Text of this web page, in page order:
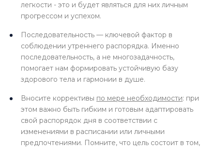
легкости - это и будет являться для них личным
прогрессом и успехом.
Последовательность — ключевой фактор в
соблюдении утреннего распорядка. Именно
последовательность, а не многозадачность,
помогает нам формировать устойчивую базу
здорового тела и гармонии в душе.
Вносите коррективы по мере необходимости: при
этом важно быть гибким и готовым адаптировать
свой распорядок дня в соответствии с
изменениями в расписании или личными
предпочтениями. Помните, что цель состоит в том,